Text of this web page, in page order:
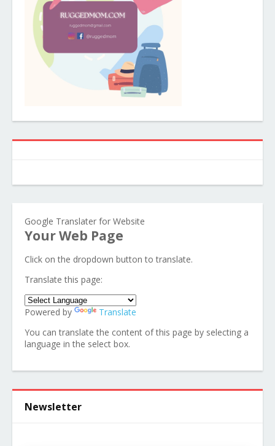
Google Translater for Website
Your Web Page
Click on the dropdown button to translate.
Translate this page:
Powered by
Translate
You can translate the content of this page by selecting a
language in the select box.
Newsletter